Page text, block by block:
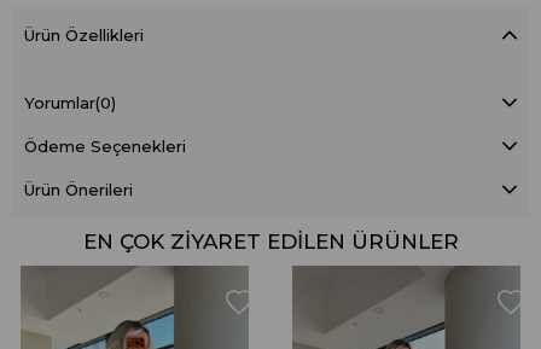
Ürün Özellikleri
Yorumlar(0)
Ödeme Seçenekleri
Ürün Önerileri
EN ÇOK ZIYARET EDILEN ÜRÜNLER